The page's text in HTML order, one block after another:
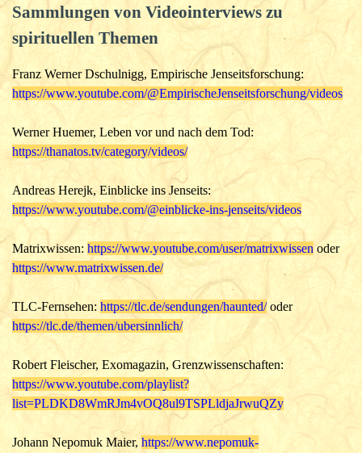
Sammlungen von Videointerviews zu
spirituellen Themen
Franz Werner Dschulnigg, Empirische Jenseitsforschung:
https://www.youtube.com/@EmpirischeJenseitsforschung/videos
Werner Huemer, Leben vor und nach dem Tod:
https://thanatos.tv/category/videos/
Andreas Herejk, Einblicke ins Jenseits:
https://www.youtube.com/@einblicke-ins-jenseits/videos
Matrixwissen: https://www.youtube.com/user/matrixwissen oder
https://www.matrixwissen.de/
TLC-Fernsehen: https://tlc.de/sendungen/haunted/oder
https://tlc.de/themen/ubersinnlich/
Robert Fleischer, Exomagazin, Grenzwissenschaften:
https://www.youtube.com/playlist?
list=PLDKD8WmRJm4vOQ8ul9TSPLldjaJrwuQZy
Johann Nepomuk Maier, https://www.nepomuk-